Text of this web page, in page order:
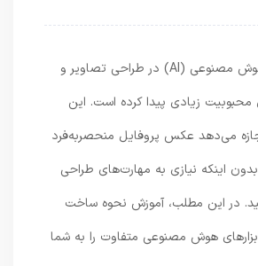
امروزه استفاده از هوش مصنوعی (AI) در طراحی تصاویر و
زیادی پیدا کرده است. این
عکس پروفایل منحصربه‌فرد
نیازی به مهارت‌های طراحی
این مطلب، آموزش نحوه ساخت
هوش مصنوعی متفاوت را به شما